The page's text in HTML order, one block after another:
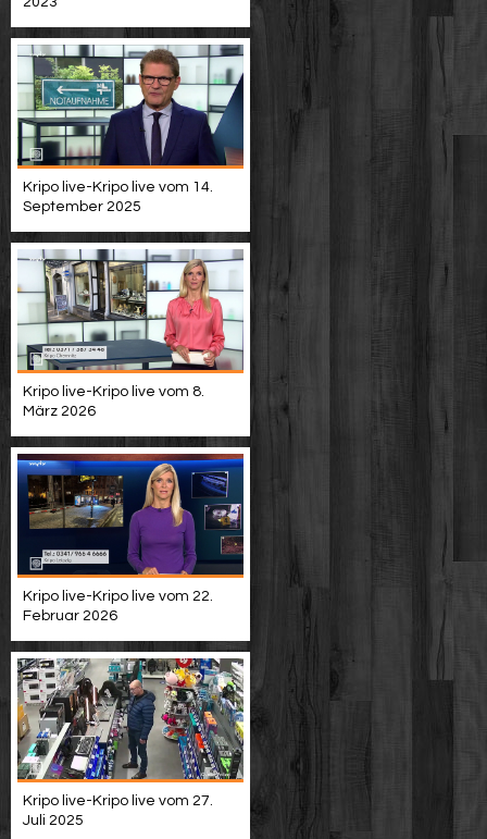
Kripo live-Kripo live vom 14.
September 2025
Kripo live-Kripo live vom 8.
März 2026
Kripo live-Kripo live vom 22.
Februar 2026
Kripo live-Kripo live vom 27.
Juli 2025